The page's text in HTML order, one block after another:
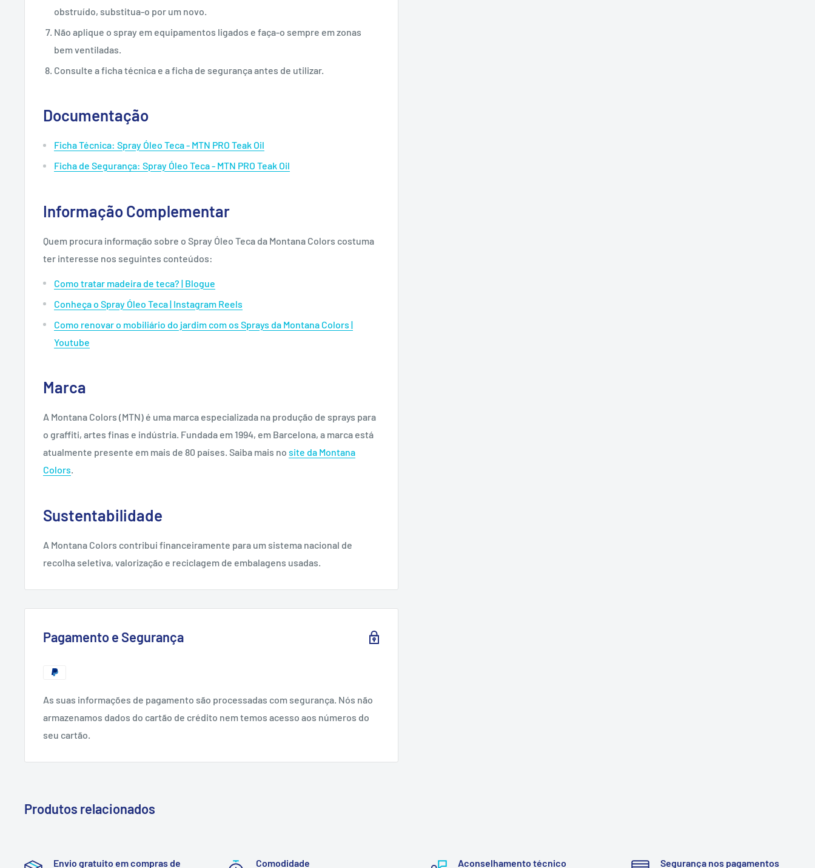
obstruído, substitua-o por um novo.
Não aplique o spray em equipamentos ligados e faça-o sempre em zonas
bem ventiladas.
Consulte a ficha técnica e a ficha de segurança antes de utilizar.
Documentação
Ficha Técnica: Spray Óleo Teca - MTN PRO Teak Oil
Ficha de Segurança: Spray Óleo Teca - MTN PRO Teak Oil
Informação Complementar
Quem procura informação sobre o Spray Óleo Teca da Montana Colors costuma
ter interesse nos seguintes conteúdos:
Como tratar madeira de teca? | Blogue
Conheça o Spray Óleo Teca | Instagram Reels
Como renovar o mobiliário do jardim com os Sprays da Montana Colors |
Youtube
Marca
A Montana Colors (MTN) é uma marca especializada na produção de sprays para
o graffiti, artes finas e indústria. Fundada em 1994, em Barcelona, a marca está
atualmente presente em mais de 80 países. Saiba mais no site da Montana
Colors.
Sustentabilidade
A Montana Colors contribui financeiramente para um sistema nacional de
recolha seletiva, valorização e reciclagem de embalagens usadas.
Pagamento e Segurança
As suas informações de pagamento são processadas com segurança. Nós não
armazenamos dados do cartão de crédito nem temos acesso aos números do
seu cartão.
Produtos relacionados
Envio gratuito em compras de Comodidade Aconselhamento técnico Segurança nos pagamentos